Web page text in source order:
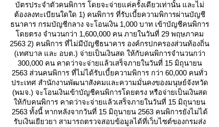
บัตรประจำตัวคนพิการ โดยจะจ่ายแค่ครั้งเดียวเท่านั้น และไม่
ต้องลงทะเบียนใดใด 1) คนพิการ ที่รับเบี้ยความพิการผ่านบัญชี
ธนาคาร กรมบัญชีกลาง จะโอนเงิน 1,000 บาท เข้าบัญชีคนพิการ
ดยตรง จำนวนกว่า 1,600,000 คน ภายในวันที่ 29 พฤษภาคม
2563 2) คนพิการ ที่ไม่มีบัญชีธนาคาร องค์กรปกครองส่วนท้องถิ่น
(เทศบาล และ อบต.) จ่ายเป็นเงินสด ให้กับคนพิการจำนวนกว่า
300,000 คน คาดว่าจะจ่ายแล้วเสร็จภายในวันที่ 15 มิถุนายน
2563 ส่วนคนพิการ ที่ไม่ได้รับเบี้ยความพิการ กว่า 60,000 คนทั่ว
ประเทศ สำนักงานพัฒนาสังคมและความมั่นคงของมนุษย์จังหวัด
(พมจ.) จะโอนเงินเข้าบัญชีคนพิการโดยตรง หรือจ่ายเป็นเงินสด
ห้กับคนพิการ คาดว่าจะจ่ายแล้วเสร็จภายในวันที่ 15 มิถุนายน
2563 ทั้งนี้ หากหลังจากวันที่ 15 มิถุนายน 2563 คนพิการยังไม่ได้
รับเงินเยียวยา สามารถตรวจสอบข้อมูลได้ที่เว็บไซต์ของกรมส่ง